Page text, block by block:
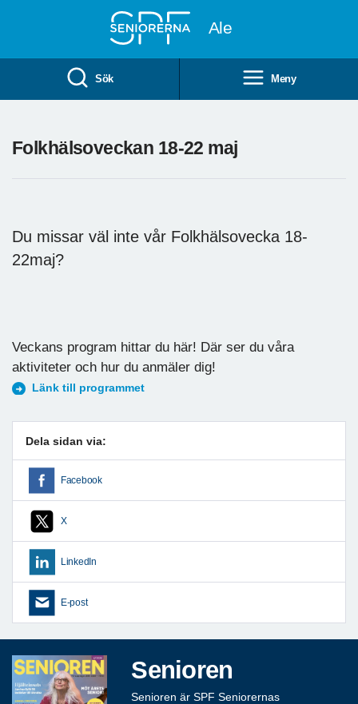
Ale
Sök Meny
Folkhälsoveckan 18-22 maj
Du missar väl inte vår Folkhälsovecka 18-
22maj?
Veckans program hittar du här! Där ser du våra
aktiviteter och hur du anmäler dig!
Länk till programmet
Dela sidan via:
Facebook
X
LinkedIn
E-post
Senioren
Senioren är SPF Seniorernas